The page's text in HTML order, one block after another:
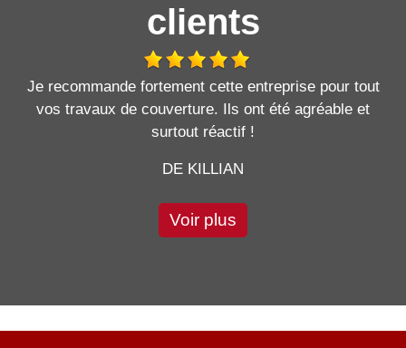
clients
Je recommande fortement cette entreprise pour tout
vos travaux de couverture. Ils ont été agréable et
surtout réactif !
DE KILLIAN
Voir plus